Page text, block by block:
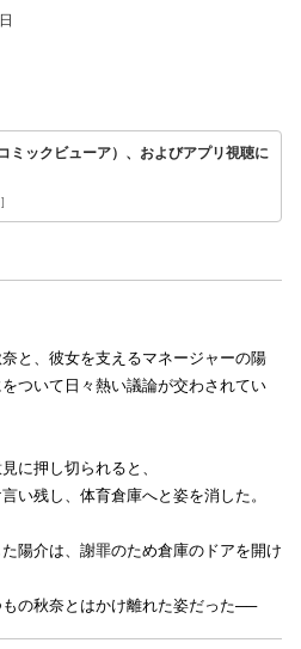
ミックビューア）、およびアプリ視聴に
]
と、彼女を支えるマネージャーの陽
ついて日々熱い議論が交わされてい
に押し切られると、
い残し、体育倉庫へと姿を消した。
陽介は、謝罪のため倉庫のドアを開け
の秋奈とはかけ離れた姿だった──